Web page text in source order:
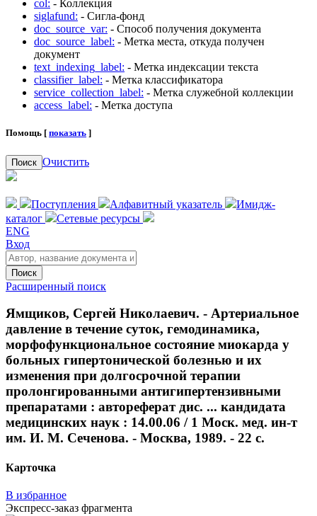
col: - Коллекция
siglafund: - Сигла-фонд
doc_source_var: - Способ получения документа
doc_source_label: - Метка места, откуда получен
документ
text_indexing_label: - Метка индексации текста
classifier_label: - Метка классификатора
service_collection_label: - Метка служебной коллекции
access_label: - Метка доступа
Помощь [ показать ]
Поиск Очистить
Поступления Алфавитный указатель
Имидж-
каталог
Сетевые ресурсы
ENG
Вход
Поиск
Расширенный поиск
Ямщиков, Сергей Николаевич. - Артериальное
давление в течение суток, гемодинамика,
морфофункциональное состояние миокарда у
больных гипертонической болезнью и их
изменения при долгосрочной терапии
пролонгированными антигипертензивными
препаратами : автореферат дис. ... кандидата
медицинских наук : 14.00.06 / 1 Моск. мед. ин-т
им. И. М. Сеченова. - Москва, 1989. - 22 с.
Карточка
В избранное
Экспресс-заказ фрагмента